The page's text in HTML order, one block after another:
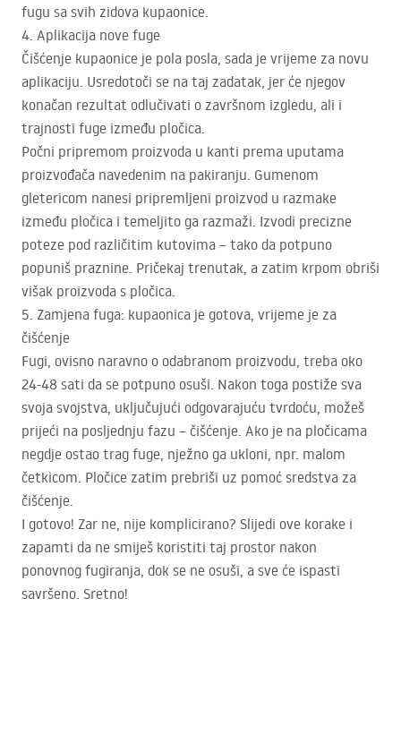
fugu sa svih zidova kupaonice.
4. Aplikacija nove fuge
Čišćenje kupaonice je pola posla, sada je vrijeme za novu
aplikaciju. Usredotoči se na taj zadatak, jer će njegov
konačan rezultat odlučivati o završnom izgledu, ali i
trajnosti fuge između pločica.
Počni pripremom proizvoda u kanti prema uputama
proizvođača navedenim na pakiranju. Gumenom
gletericom nanesi pripremljeni proizvod u razmake
između pločica i temeljito ga razmaži. Izvodi precizne
poteze pod različitim kutovima – tako da potpuno
popuniš praznine. Pričekaj trenutak, a zatim krpom obriši
višak proizvoda s pločica.
5. Zamjena fuga: kupaonica je gotova, vrijeme je za
čišćenje
Fugi, ovisno naravno o odabranom proizvodu, treba oko
24-48 sati da se potpuno osuši. Nakon toga postiže sva
svoja svojstva, uključujući odgovarajuću tvrdoću, možeš
prijeći na posljednju fazu – čišćenje. Ako je na pločicama
negdje ostao trag fuge, nježno ga ukloni, npr. malom
četkicom. Pločice zatim prebriši uz pomoć sredstva za
čišćenje.
I gotovo! Zar ne, nije komplicirano? Slijedi ove korake i
zapamti da ne smiješ koristiti taj prostor nakon
ponovnog fugiranja, dok se ne osuši, a sve će ispasti
savršeno. Sretno!